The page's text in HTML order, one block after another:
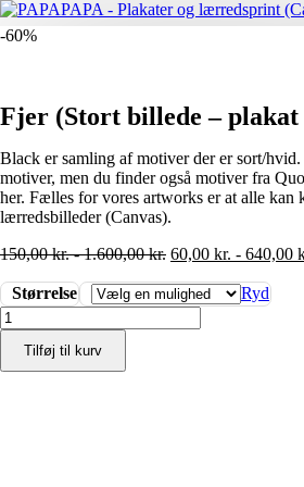
-60%
Fjer (Stort billede –
Black er samling af motiver der er sort/hvid.
motiver, men du finder også motiver fra
her. Fælles for vores artworks er at alle kan
lærredsbilleder (Canvas).
150,00kr.-1.600,00kr. 60,00 kr. - 640,00
Størrelse
Ryd
Fjer
(Stort
billede
-
Tilføj til kurv